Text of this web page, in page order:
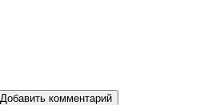
Добавить комментарий